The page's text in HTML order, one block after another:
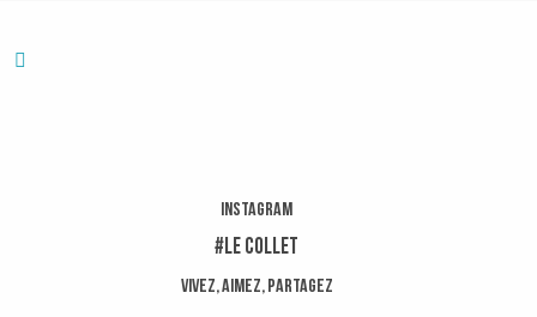
Instagram
#Le Collet
Vivez, aimez, partagez